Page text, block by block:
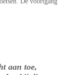
aan toe,